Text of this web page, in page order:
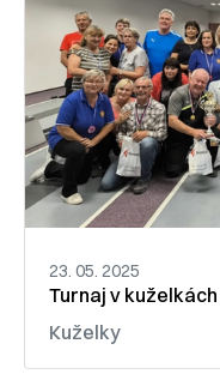
23. 05. 2025
Turnaj v kuželkách
Kuželky